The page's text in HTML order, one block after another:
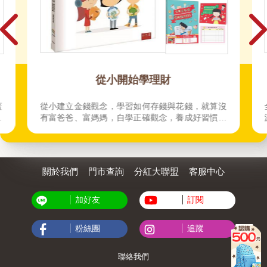
從小開始學理財
從小建立金錢觀念，學習如何存錢與花錢，就算沒
有富爸爸、富媽媽，自學正確觀念，養成好習慣，
關於我們 門市查詢 分紅大聯盟 客服中心
加好友 訂閱
粉絲團 追蹤
聯絡我們